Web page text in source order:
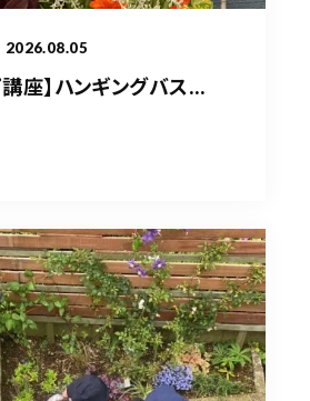
2026.08.05
講座】ハンギングバス...